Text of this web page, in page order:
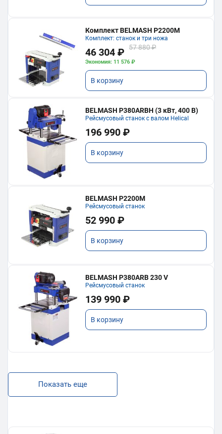
Комплект BELMASH P2200M
Комплект: станок и три ножа
46 304 ₽ 57 880 ₽
Экономия: 11 576 ₽
В корзину
BELMASH P380ARBH (3 кВт, 400 В)
Рейсмусовый станок с валом Helical
196 990 ₽
В корзину
BELMASH P2200M
Рейсмусовый станок
52 990 ₽
В корзину
BELMASH P380ARB 230 V
Рейсмусовый станок
139 990 ₽
В корзину
Показать еще